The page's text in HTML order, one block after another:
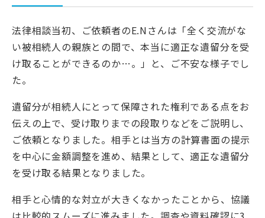
法律相談当初、ご依頼者のE.Nさんは「全く交流がな
い被相続人の親族との間で、本当に適正な遺留分を受
け取ることができるのか…。」と、ご不安な様子でし
た。
遺留分が相続人にとって保障された権利である点をお
伝えの上で、受け取りまでの段取りなどをご説明し、
ご依頼となりました。相手とは当方の計算書面の提示
を中心に金額調整を進め、結果として、適正な遺留分
を受け取る結果となりました。
相手と心情的な対立が大きくなかったことから、協議